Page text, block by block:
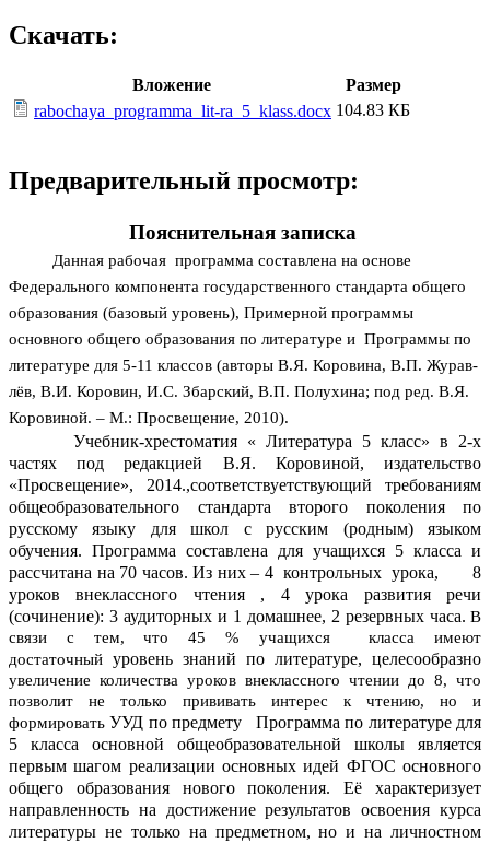
Скачать:
Вложение
Размер
rabochaya_programma_lit-ra_5_klass.docx 104.83 КБ
Предварительный просмотр:
Пояснительная записка
Данная рабочая программа составлена на основе
Федерального компонента государственного стандарта общего
образования (базовый уровень), Примерной программы
основного общего образования по литературе и Программы по
литературе для 5-11 классов (авторы В.Я. Коровина, В.П. Журав-
лёв, В.И. Коровин, И.С. Збарский, В.П. Полухина; под ред. В.Я.
Коровиной. – М.: Просвещение, 2010).
Учебник-хрестоматия « Литература 5 класс» в 2-х
частях под редакцией В.Я. Коровиной, издательство
«Просвещение», 2014.,соответствуетствующий требованиям
общеобразовательного стандарта второго поколения по
русскому языку для школ с русским (родным) языком
обучения. Программа составлена для учащихся 5 класса и
рассчитана на 70 часов. Из них – 4 контрольных урока, 8
уроков внеклассного чтения , 4 урока развития речи
(сочинение): 3 аудиторных и 1 домашнее, 2 резервных часа. В
связи с тем, что 45 % учащихся класса имеют
достаточный уровень знаний по литературе, целесообразно
увеличение количества уроков внеклассного чтении до 8, что
позволит не только прививать интерес к чтению, но и
формировать УУД по предмету Программа по литературе для
5 класса основной общеобразовательной школы является
первым шагом реализации основных идей ФГОС основного
общего образования нового поколения. Её характеризует
направленность на достижение результатов освоения курса
литературы не только на предметном, но и на личностном